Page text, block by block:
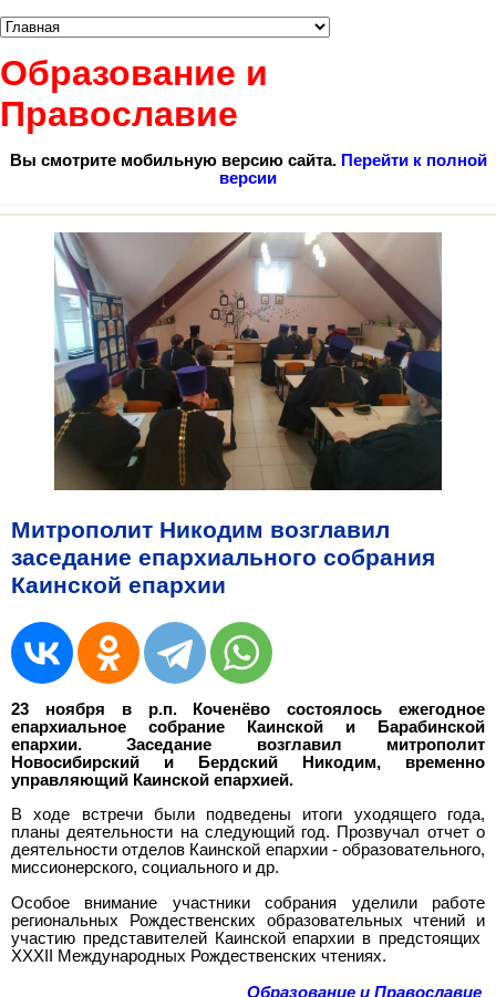
Образование и
Православие
Вы смотрите мобильную версию сайта. Перейти к полной
версии
Митрополит Никодим возглавил
заседание епархиального собрания
Каинской епархии
23 ноября в р.п. Коченёво состоялось ежегодное
епархиальное собрание Каинской и Барабинской
епархии. Заседание возглавил митрополит
Новосибирский и Бердский Никодим, временно
управляющий Каинской епархией.
В ходе встречи были подведены итоги уходящего года,
планы деятельности на следующий год. Прозвучал отчет о
деятельности отделов Каинской епархии - образовательного,
миссионерского, социального и др.
Особое внимание участники собрания уделили работе
региональных Рождественских образовательных чтений и
участию представителей Каинской епархии в предстоящих
XXXII Международных Рождественских чтениях.
Образование и Православие